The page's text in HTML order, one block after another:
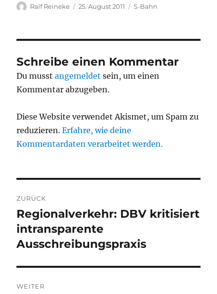
Autor
Ralf Reineke
Veröffentlicht
25. August 2011 Kategorien
S-Bahn
Schreibe einen Kommentar
Du musstangemeldet sein, um einen
Kommentar abzugeben.
Diese Website verwendet Akismet, um Spam zu
reduzieren.Erfahre, wie deine
Kommentardaten verarbeitet werden.
ZURÜCK
Vorheriger
Beitrag:
Regionalverkehr: DBV kritisiert
intransparente
Ausschreibungspraxis
WEITER